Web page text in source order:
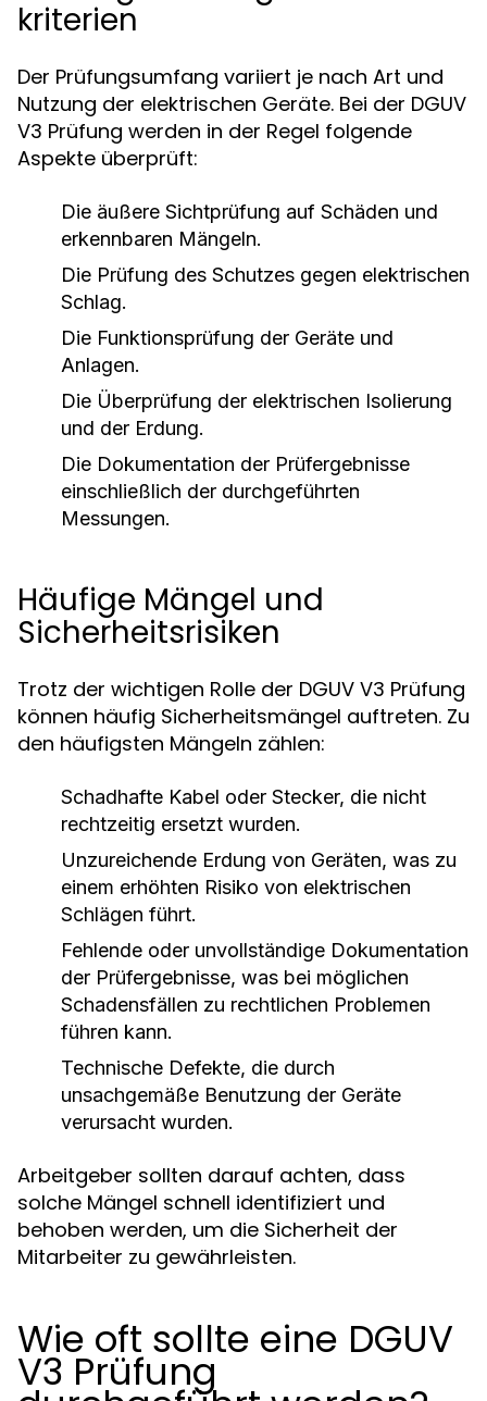
kriterien
Der Prüfungsumfang variiert je nach Art und
Nutzung der elektrischen Geräte. Bei der DGUV
V3 Prüfung werden in der Regel folgende
Aspekte überprüft:
Die äußere Sichtprüfung auf Schäden und
erkennbaren Mängeln.
Die Prüfung des Schutzes gegen elektrischen
Schlag.
Die Funktionsprüfung der Geräte und
Anlagen.
Die Überprüfung der elektrischen Isolierung
und der Erdung.
Die Dokumentation der Prüfergebnisse
einschließlich der durchgeführten
Messungen.
Häufige Mängel und
Sicherheitsrisiken
Trotz der wichtigen Rolle der DGUV V3 Prüfung
können häufig Sicherheitsmängel auftreten. Zu
den häufigsten Mängeln zählen:
Schadhafte Kabel oder Stecker, die nicht
rechtzeitig ersetzt wurden.
Unzureichende Erdung von Geräten, was zu
einem erhöhten Risiko von elektrischen
Schlägen führt.
Fehlende oder unvollständige Dokumentation
der Prüfergebnisse, was bei möglichen
Schadensfällen zu rechtlichen Problemen
führen kann.
Technische Defekte, die durch
unsachgemäße Benutzung der Geräte
verursacht wurden.
Arbeitgeber sollten darauf achten, dass
solche Mängel schnell identifiziert und
behoben werden, um die Sicherheit der
Mitarbeiter zu gewährleisten.
Wie oft sollte eine DGUV
V3 Prüfung